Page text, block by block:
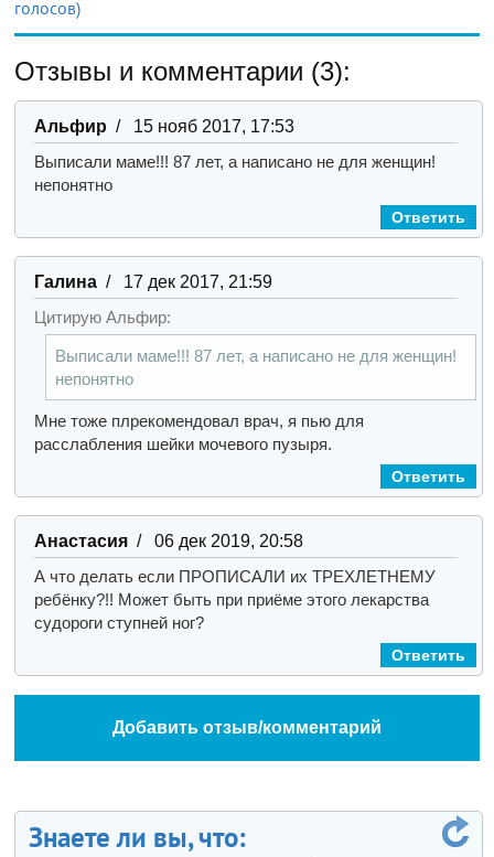
голосов)
Отзывы и комментарии (3):
Альфир/ 15 нояб 2017, 17:53
Выписали маме!!! 87 лет, а написано не для женщин!
непонятно
Ответить
Галина/ 17 дек 2017, 21:59
Цитирую Альфир:
Выписали маме!!! 87 лет, а написано не для женщин!
непонятно
Мне тоже плрекомендовал врач, я пью для
расслабления шейки мочевого пузыря.
Ответить
Анастасия/ 06 дек 2019, 20:58
А что делать если ПРОПИСАЛИ их ТРЕХЛЕТНЕМУ
ребёнку?!! Может быть при приёме этого лекарства
судороги ступней ног?
Ответить
Добавить отзыв/комментарий
Знаете ли вы, что: